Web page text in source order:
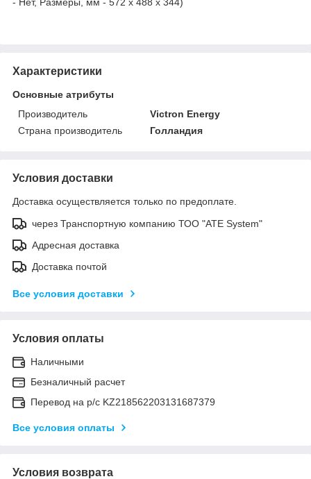
Характеристики
Основные атрибуты
Производитель
Victron Energy
Страна производитель
Голландия
Условия доставки
Доставка осуществляется только по предоплате.
через Транспортную компанию ТОО "ATE System"
Адресная доставка
Доставка почтой
Все условия доставки
Условия оплаты
Наличными
Безналичный расчет
Перевод на р/с KZ218562203131687379
Все условия оплаты
Условия возврата